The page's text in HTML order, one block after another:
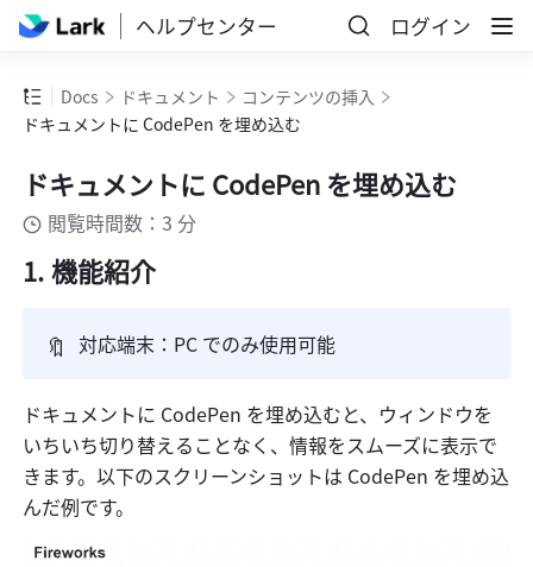
ヘルプセンター ログイン
Docs ドキュメント
コンテンツの挿入
ドキュメントに CodePen を埋め込む
ドキュメントに CodePen を埋め込む
閲覧時間数：3 分
機能紹介
🔖 対応端末：PC でのみ使用可能
ドキュメントに CodePen を埋め込むと、ウィンドウを
いちいち切り替えることなく、情報をスムーズに表示で
きます。以下のスクリーンショットは CodePen を埋め込
んだ例です。